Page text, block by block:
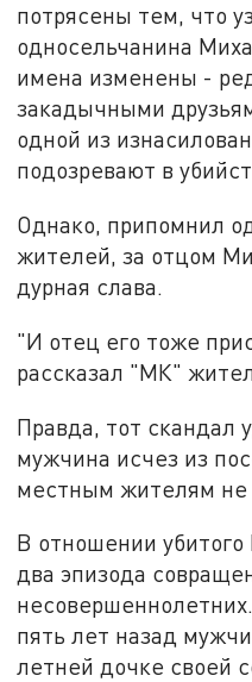
потрясены тем, что
односельчанина
имена изменены -
закадычными
одной из
подозревают в
Однако, припомнил
жителей, за отцом
дурная слава.
"И отец его тоже
рассказал "МК"
Правда, тот скандал
мужчина исчез из
местным жителям не
В отношении
два эпизода
пять лет назад
летней дочке своей